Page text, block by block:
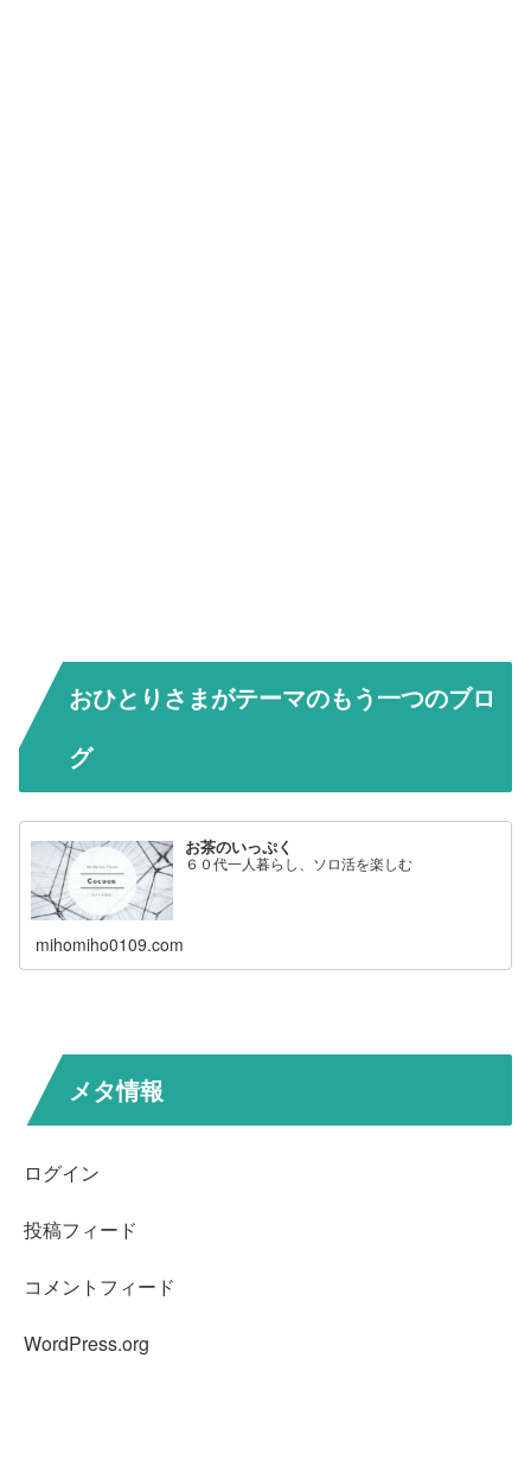
おひとりさまがテーマのもう一つのブロ
グ
お茶のいっぷく
６０代一人暮らし、ソロ活を楽しむ
mihomiho0109.com
メタ情報
ログイン
投稿フィード
コメントフィード
WordPress.org